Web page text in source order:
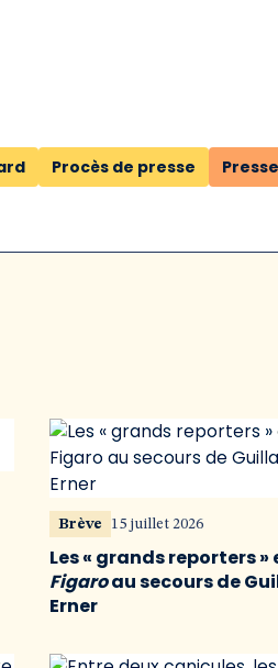
Procès de presse
Brève 15 juillet 2026
Les « grands reporters »
Figaroau secours de
Erner